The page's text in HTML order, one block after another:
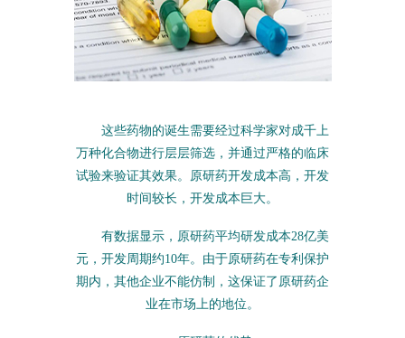
这些药物的诞生需要经过科学家对成千上
万种化合物进行层层筛选，并通过严格的临床
试验来验证其效果。原研药开发成本高，开发
时间较长，开发成本巨大。
有数据显示，原研药平均研发成本28亿美
元，开发周期约10年。由于原研药在专利保护
期内，其他企业不能仿制，这保证了原研药企
业在市场上的地位。